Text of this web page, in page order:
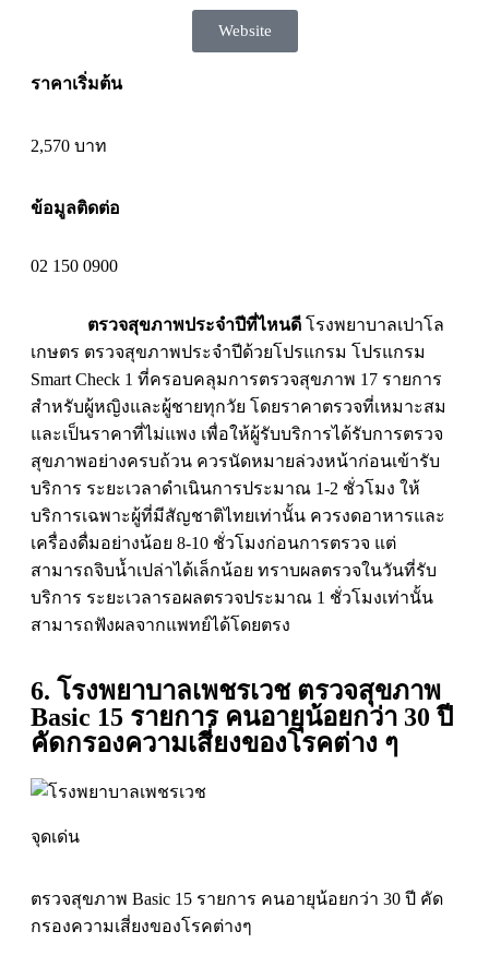
Website
ราคาเริ่มต้น
2,570 บาท
ข้อมูลติดต่อ
02 150 0900
ตรวจสุขภาพประจำปีที่ไหนดี โรงพยาบาลเปาโล
เกษตร ตรวจสุขภาพประจำปีด้วยโปรแกรม โปรแกรม
Smart Check 1 ที่ครอบคลุมการตรวจสุขภาพ 17 รายการ
สำหรับผู้หญิงและผู้ชายทุกวัย โดยราคาตรวจที่เหมาะสม
และเป็นราคาที่ไม่แพง เพื่อให้ผู้รับบริการได้รับการตรวจ
สุขภาพอย่างครบถ้วน ควรนัดหมายล่วงหน้าก่อนเข้ารับ
บริการ ระยะเวลาดำเนินการประมาณ 1-2 ชั่วโมง ให้
บริการเฉพาะผู้ที่มีสัญชาติไทยเท่านั้น ควรงดอาหารและ
เครื่องดื่มอย่างน้อย 8-10 ชั่วโมงก่อนการตรวจ แต่
สามารถจิบน้ำเปล่าได้เล็กน้อย ทราบผลตรวจในวันที่รับ
บริการ ระยะเวลารอผลตรวจประมาณ 1 ชั่วโมงเท่านั้น
สามารถฟังผลจากแพทย์ได้โดยตรง
6. โรงพยาบาลเพชรเวช ตรวจสุขภาพ
Basic 15 รายการ คนอายุน้อยกว่า 30 ปี
คัดกรองความเสี่ยงของโรคต่าง ๆ
จุดเด่น
ตรวจสุขภาพ Basic 15 รายการ คนอายุน้อยกว่า 30 ปี คัด
กรองความเสี่ยงของโรคต่างๆ